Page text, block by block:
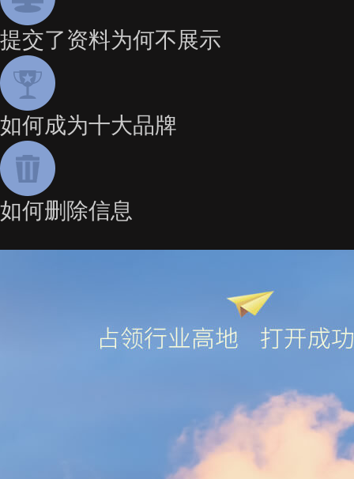
提交了资料为何不展示
如何成为十大品牌
如何删除信息